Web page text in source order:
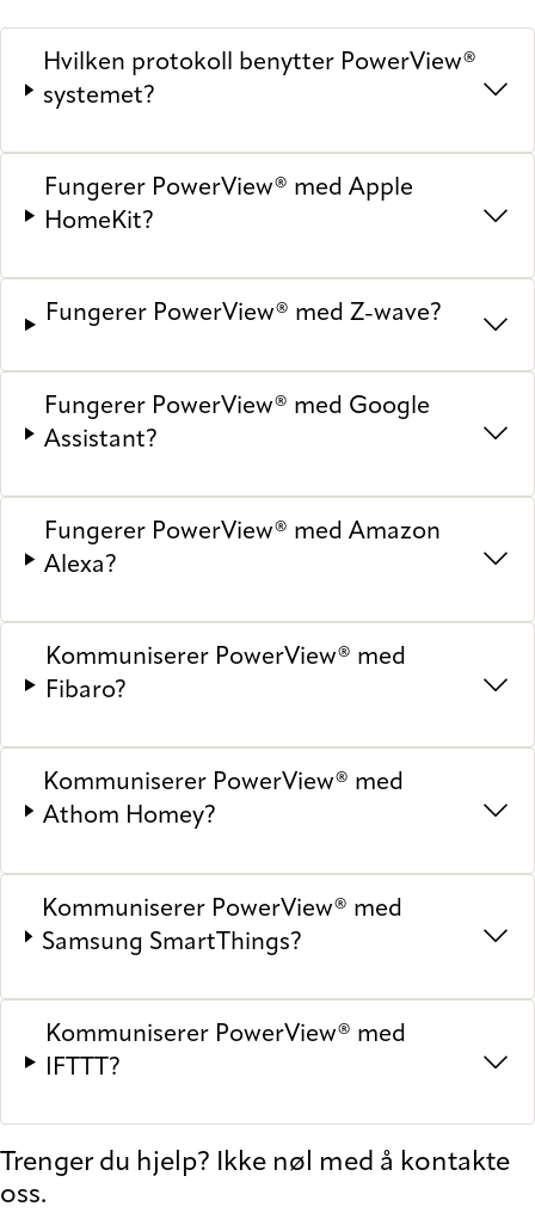
Hvilken protokoll benytter PowerView®
systemet?
Fungerer PowerView® med Apple
HomeKit?
Fungerer PowerView® med Z-wave?
Fungerer PowerView® med Google
Assistant?
Fungerer PowerView® med Amazon
Alexa?
Kommuniserer PowerView® med
Fibaro?
Kommuniserer PowerView® med
Athom Homey?
Kommuniserer PowerView® med
Samsung SmartThings?
Kommuniserer PowerView® med
IFTTT?
Trenger du hjelp? Ikke nøl med å kontakte
oss.